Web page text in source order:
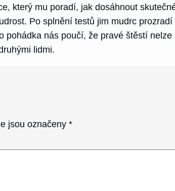
který mu poradí, jak dosáhnout
Po splnění testů jim mudrc
nás poučí, že pravé štěstí
lidmi.
jsou označeny*